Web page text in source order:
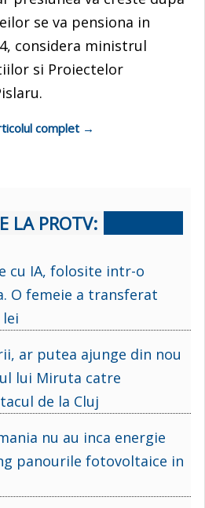
se va pensiona in
considera ministrul
si Proiectelor
complet →
LA PROTV:
cu IA, folosite intr-o
O femeie a transferat
lei
ar putea ajunge din nou
lui Miruta catre
de la Cluj
nu au inca energie
panourile fotovoltaice in